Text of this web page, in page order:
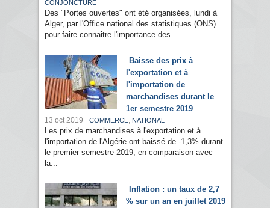
CONJONCTURE
Des "Portes ouvertes" ont été organisées, lundi à
Alger, par l'Office national des statistiques (ONS)
pour faire connaitre l'importance des...
Baisse des prix à
l'exportation et à
l'importation de
marchandises durant le
1er semestre 2019
13 oct 2019 COMMERCE, NATIONAL
Les prix de marchandises à l'exportation et à
l'importation de l'Algérie ont baissé de -1,3% durant
le premier semestre 2019, en comparaison avec
la...
Inflation : un taux de 2,7
% sur un an en juillet 2019